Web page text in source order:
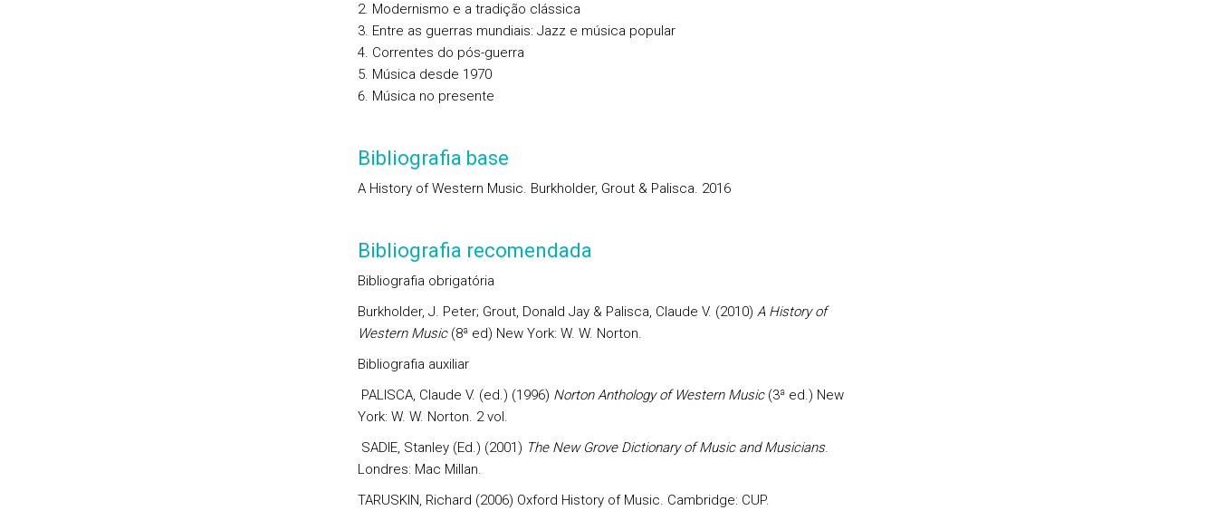
Modernismo e a tradição clássica
Entre as guerras mundiais: Jazz e música popular
Correntes do pós-guerra
Música desde 1970
Música no presente
Bibliografia base
A History of Western Music. Burkholder, Grout & Palisca. 2016
Bibliografia recomendada
Bibliografia obrigatória
Burkholder, J. Peter; Grout, Donald Jay & Palisca, Claude V. (2010) A History of
Western Music (8ª ed) New York: W. W. Norton.
Bibliografia auxiliar
PALISCA, Claude V. (ed.) (1996) Norton Anthology of Western Music(3ª ed.) New
York: W. W. Norton. 2 vol.
SADIE, Stanley (Ed.) (2001) The New Grove Dictionary of Music and Musicians.
Londres: Mac Millan.
TARUSKIN, Richard (2006) Oxford History of Music. Cambridge: CUP.